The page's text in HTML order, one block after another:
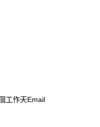
工作天Email